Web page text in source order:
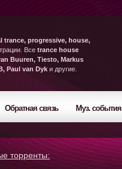
trance, progressive, house,
Все trance house
Buuren, Tiesto, Markus
Paul van Dyk и другие.
Обратная связь Муз. события
торренты: